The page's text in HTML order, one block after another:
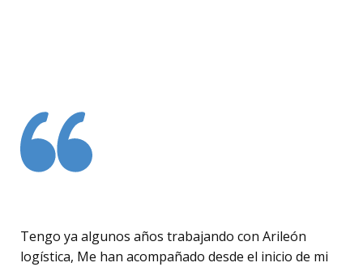
Tengo ya algunos años trabajando con Arileón
logística, Me han acompañado desde el inicio de mi